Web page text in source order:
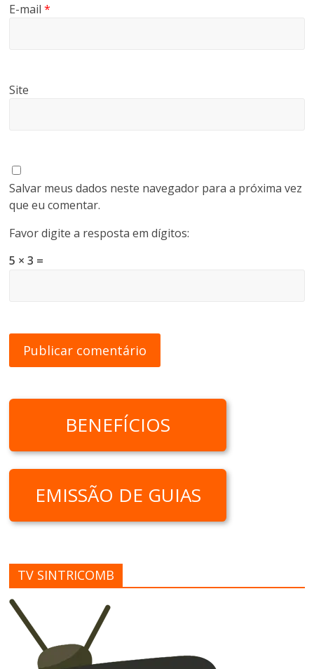
E-mail*
Site
Salvar meus dados neste navegador para a próxima vez
que eu comentar.
Favor digite a resposta em dígitos:
5 × 3 =
BENEFÍCIOS
EMISSÃO DE GUIAS
TV SINTRICOMB